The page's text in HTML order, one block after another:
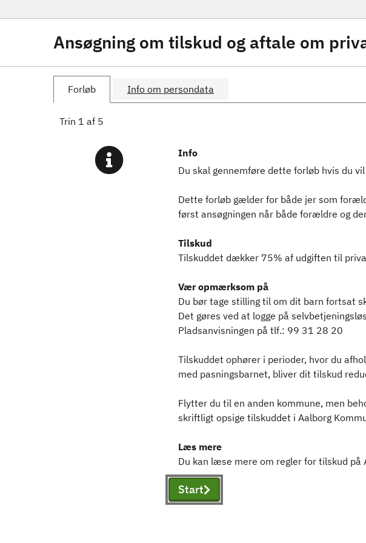
Ansøgning om tilskud og aftale om
Forløb Info om persondata
Trin 1 af 5
Info
Du skal gennemføre dette forløb hvis du
Dette forløb gælder for både jer som
først ansøgningen når både forældre og
Tilskud
Tilskuddet dækker 75% af udgiften til
Vær opmærksom på
Du bør tage stilling til om dit barn fortsat
Det gøres ved at logge på
Pladsanvisningen på tlf.: 99 31 28 20
Tilskuddet ophører i perioder, hvor du
med pasningsbarnet, bliver dit tilskud
Flytter du til en anden kommune, men
skriftligt opsige tilskuddet i Aalborg
Læs mere
Du kan læse mere om regler for tilskud på
Start